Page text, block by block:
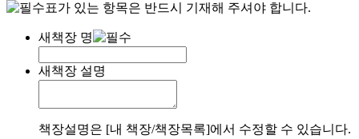
표가 있는 항목은 반드시 기재해 주셔야 합니다.
새책장 명
새책장 설명
책장설명은 [내 책장/책장목록]에서 수정할 수 있습니다.